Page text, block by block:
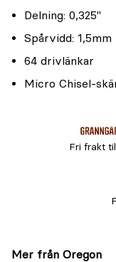
Delning: 0,325"
Spårvidd: 1,5mm
64 drivlänkar
Micro Chisel-
Fri frakt
Mer från Oregon